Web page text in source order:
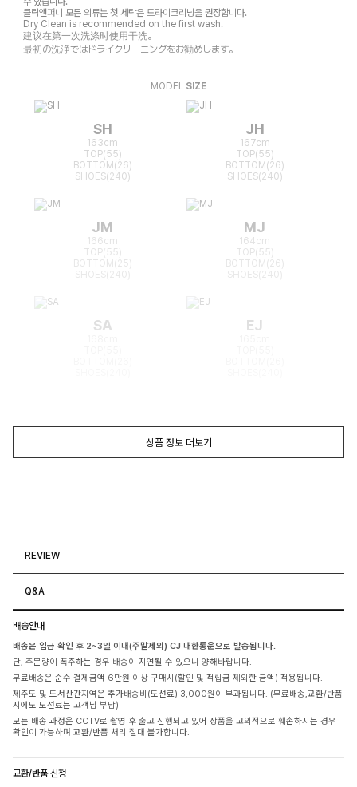
클릭앤퍼니 모든 의류는 첫 세탁은 드라이크리닝을 권장합니다.
Dry Clean is recommended on the first wash.
建议在第一次洗涤时使用干洗。
最初の洗浄ではドライクリーニングをお勧めします。
MODEL SIZE
SH
163cm
TOP(55)
BOTTOM(26)
SHOES(240)
JH
167cm
TOP(55)
BOTTOM(26)
SHOES(240)
JM
166cm
TOP(55)
BOTTOM(25)
MJ
164cm
TOP(55)
BOTTOM(26)
SA EJ
상품 정보 더보기
REVIEW
Q&A
배송안내
배송은 입금 확인 후 2~3일 이내(주말제외) CJ 대한통운으로 발송됩니다.
단, 주문량이 폭주하는 경우 배송이 지연될 수 있으니 양해바랍니다.
무료배송은 순수 결제금액 6만원 이상 구매시(할인 및 적립금 제외한 금액) 적용됩니다.
제주도 및 도서산간지역은 추가배송비(도선료) 3,000원이 부과됩니다. (무료배송,교환/반품
시에도 도선료는 고객님 부담)
모든 배송 과정은 CCTV로 촬영 후 출고 진행되고 있어 상품을 고의적으로 훼손하시는 경우
확인이 가능하며 교환/반품 처리 절대 불가합니다.
교환/반품 신청